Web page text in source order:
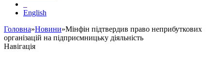
English
Головна»Новини»Мінфін підтвердив право неприбуткових
організацій на підприємницьку діяльність
Навігація